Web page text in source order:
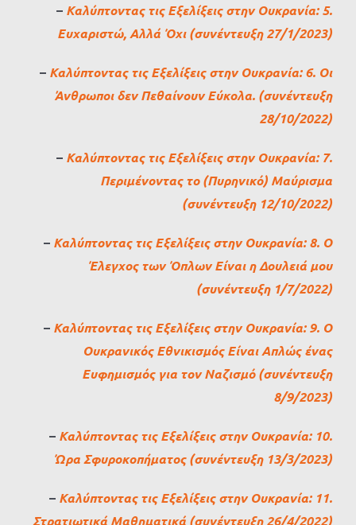
– Καλύπτοντας τις Εξελίξεις στην Ουκρανία: 5.
Ευχαριστώ, Αλλά Όχι (συνέντευξη 27/1/2023)
– Καλύπτοντας τις Εξελίξεις στην Ουκρανία: 6. Οι
Άνθρωποι δεν Πεθαίνουν Εύκολα. (συνέντευξη
28/10/2022)
– Καλύπτοντας τις Εξελίξεις στην Ουκρανία: 7.
Περιμένοντας το (Πυρηνικό) Μαύρισμα
(συνέντευξη 12/10/2022)
– Καλύπτοντας τις Εξελίξεις στην Ουκρανία: 8. Ο
Έλεγχος των Όπλων Είναι η Δουλειά μου
(συνέντευξη 1/7/2022)
– Καλύπτοντας τις Εξελίξεις στην Ουκρανία: 9. Ο
Ουκρανικός Εθνικισμός Είναι Απλώς ένας
Ευφημισμός για τον Ναζισμό (συνέντευξη
8/9/2023)
– Καλύπτοντας τις Εξελίξεις στην Ουκρανία: 10.
Ώρα Σφυροκοπήματος (συνέντευξη 13/3/2023)
– Καλύπτοντας τις Εξελίξεις στην Ουκρανία: 11.
Στρατιωτικά Μαθηματικά (συνέντευξη 26/4/2022)